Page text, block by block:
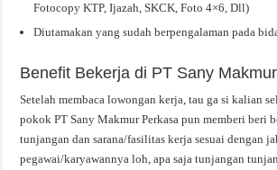
Fotocopy KTP, Ijazah, SKCK, Foto 4×6, Dll)
Diutamakan yang sudah berpengalaman pada
Benefit Bekerja di PT Sany
Setelah membaca lowongan kerja, tau ga si kalian
pokok PT Sany Makmur Perkasa pun memberi beri
tunjangan dan sarana/fasilitas kerja sesuai dengan
pegawai/karyawannya loh, apa saja tunjangan